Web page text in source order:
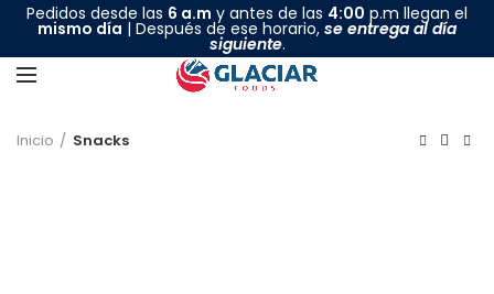
Pedidos desde las 6 a.m y antes de las 4:00 p.m llegan el
mismo día | Después de ese horario, se entrega al día
siguiente.
Inicio Snacks